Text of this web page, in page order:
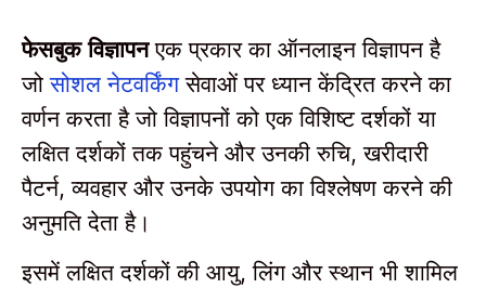
फेसबुक विज्ञापन एक प्रकार का ऑनलाइन विज्ञापन है
जोसोशल नेटवर्किंगसेवाओं पर ध्यान केंद्रित करने का
वर्णन करता है जो विज्ञापनों को एक विशिष्ट दर्शकों या
लक्षित दर्शकों तक पहुंचने और उनकी रुचि,खरीदारी
पैटर्न,व्यवहार और उनके उपयोग का विश्लेषण करने की
अनुमति देता है।
इसमें लक्षित दर्शकों की आयु,लिंग और स्थान भी शामिल